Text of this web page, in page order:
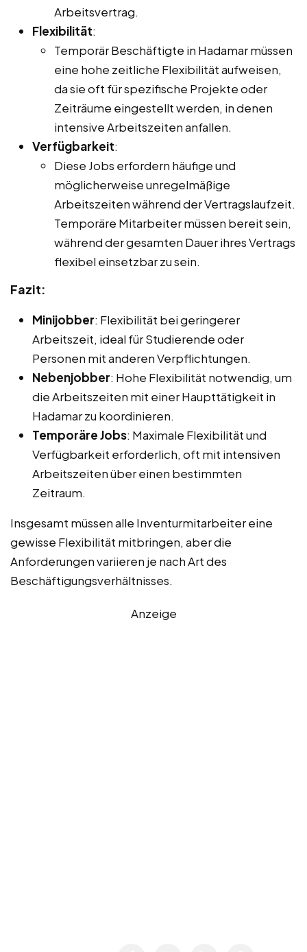
Arbeitsvertrag.
Flexibilität:
Temporär Beschäftigte in Hadamar müssen
eine hohe zeitliche Flexibilität aufweisen,
da sie oft für spezifische Projekte oder
Zeiträume eingestellt werden, in denen
intensive Arbeitszeiten anfallen.
Verfügbarkeit:
Diese Jobs erfordern häufige und
möglicherweise unregelmäßige
Arbeitszeiten während der Vertragslaufzeit.
Temporäre Mitarbeiter müssen bereit sein,
während der gesamten Dauer ihres Vertrags
flexibel einsetzbar zu sein.
Fazit:
Minijobber: Flexibilität bei geringerer
Arbeitszeit, ideal für Studierende oder
Personen mit anderen Verpflichtungen.
Nebenjobber: Hohe Flexibilität notwendig, um
die Arbeitszeiten mit einer Haupttätigkeit in
Hadamar zu koordinieren.
Temporäre Jobs: Maximale Flexibilität und
Verfügbarkeit erforderlich, oft mit intensiven
Arbeitszeiten über einen bestimmten
Zeitraum.
Insgesamt müssen alle Inventurmitarbeiter eine
gewisse Flexibilität mitbringen, aber die
Anforderungen variieren je nach Art des
Beschäftigungsverhältnisses.
Anzeige